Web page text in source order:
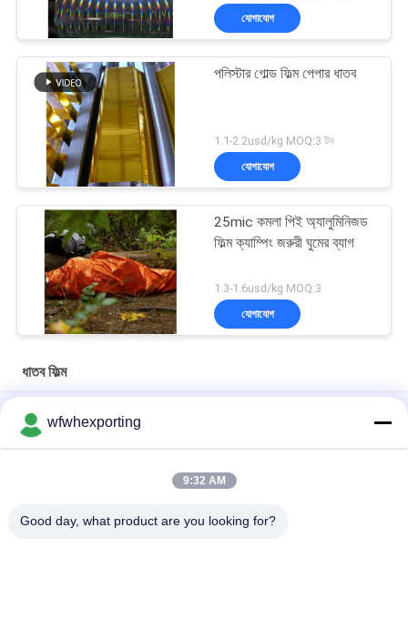
যোগাযোগ
পলিস্টার গোল্ড ফিল্ম পেপার ধাতব
1.1-2.2usd/kg MOQ:3 টন
যোগাযোগ
25mic কমলা পিই অ্যালুমিনিজড
ফিল্ম ক্যাম্পিং জরুরী ঘুমের ব্যাগ
1.3-1.6usd/kg MOQ:3
যোগাযোগ
ধাতব ফিল্ম
Vmpet12mic+85mic Pe / 8mic Vmpet+6mic Pe ধাতব ফিল্ম নির্মাণ এবং
মেঝে নির্মাণের জন্য
wfwhexporting
9:32 AM
Good day, what product are you looking for?